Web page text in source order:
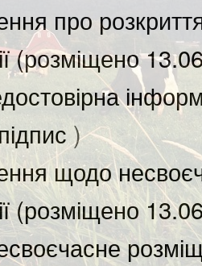
про
(розміщено
)
щодо
(розміщено